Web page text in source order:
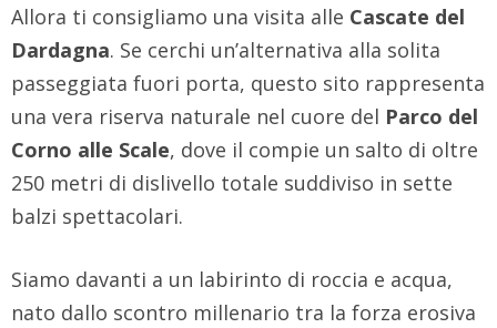
Allora ti consigliamo una visita alle Cascate del
Dardagna. Se cerchi un’alternativa alla solita
passeggiata fuori porta, questo sito rappresenta
una vera riserva naturale nel cuore del Parco del
Corno alle Scale, dove il compie un salto di oltre
250 metri di dislivello totale suddiviso in sette
balzi spettacolari.
Siamo davanti a un labirinto di roccia e acqua,
nato dallo scontro millenario tra la forza erosiva